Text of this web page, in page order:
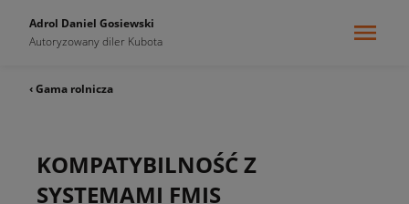
Adrol Daniel Gosiewski
Autoryzowany diler Kubota
‹ Gama rolnicza
KOMPATYBILNOŚĆ Z
SYSTEMAMI FMIS